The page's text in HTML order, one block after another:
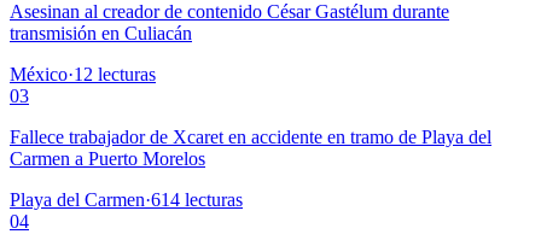
Asesinan al creador de contenido César Gastélum durante
transmisión en Culiacán
México·12 lecturas
03
Fallece trabajador de Xcaret en accidente en tramo de Playa del
Carmen a Puerto Morelos
Playa del Carmen·614 lecturas
04